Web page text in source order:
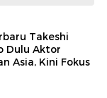
Takeshi
Dulu Aktor
Asia, Kini Fokus